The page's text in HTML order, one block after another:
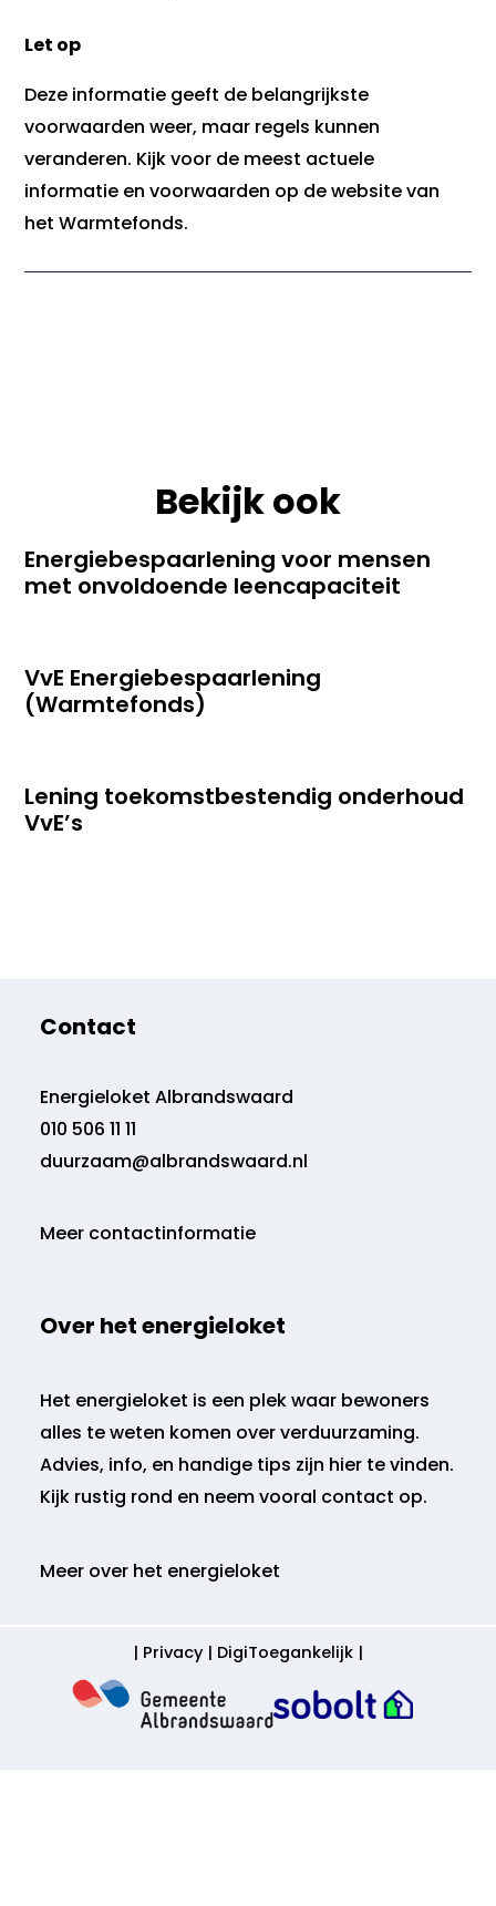
Let op
Deze informatie geeft de belangrijkste
voorwaarden weer, maar regels kunnen
veranderen. Kijk voor de meest actuele
informatie en voorwaarden op de website van
het Warmtefonds.
Bekijk ook
Energiebespaarlening voor mensen
met onvoldoende leencapaciteit
VvE Energiebespaarlening
(Warmtefonds)
Lening toekomstbestendig onderhoud
VvE’s
Contact
Energieloket Albrandswaard
010 506 11 11
duurzaam@albrandswaard.nl
Meer contactinformatie
Over het energieloket
Het energieloket is een plek waar bewoners
alles te weten komen over verduurzaming.
Advies, info, en handige tips zijn hier te vinden.
Kijk rustig rond en neem vooral contact op.
Meer over het energieloket
| Privacy| DigiToegankelijk |